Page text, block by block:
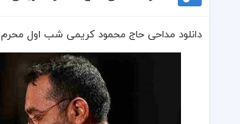
دانلود مداحی حاج محمود کریمی شب اول محرم ۱۳۹۵